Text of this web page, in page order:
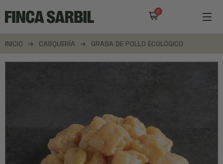
INICIO CASQUERÍA GRASA DE POLLO ECOLÓGICO